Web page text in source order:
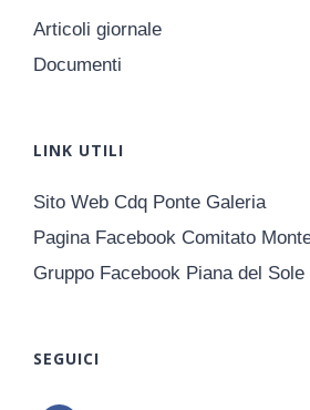
Articoli giornale
Documenti
LINK UTILI
Sito Web Cdq Ponte Galeria
Pagina Facebook Comitato
Gruppo Facebook Piana del
SEGUICI